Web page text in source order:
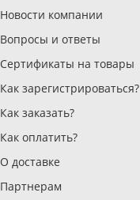
Новости компании
Вопросы и ответы
Сертификаты на товары
Как зарегистрироваться?
Как заказать?
Как оплатить?
О доставке
Партнерам